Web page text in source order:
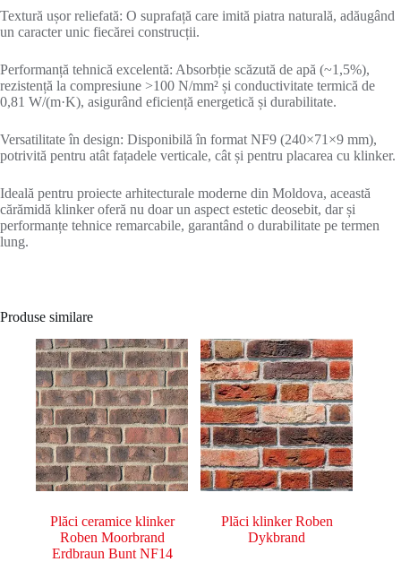
Textură ușor reliefată: O suprafață care imită piatra naturală, adăugând
un caracter unic fiecărei construcții.
Performanță tehnică excelentă: Absorbție scăzută de apă (~1,5%),
rezistență la compresiune >100 N/mm² și conductivitate termică de
0,81 W/(m·K), asigurând eficiență energetică și durabilitate.
Versatilitate în design: Disponibilă în format NF9 (240×71×9 mm),
potrivită pentru atât fațadele verticale, cât și pentru placarea cu klinker.
Ideală pentru proiecte arhitecturale moderne din Moldova, această
cărămidă klinker oferă nu doar un aspect estetic deosebit, dar și
performanțe tehnice remarcabile, garantând o durabilitate pe termen
lung.
Produse similare
Plăci ceramice klinker
Roben Moorbrand
Erdbraun Bunt NF14
Plăci klinker Roben
Dykbrand